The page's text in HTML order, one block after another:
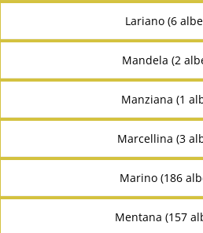
Lariano (6
Mandela (2
Manziana (1
Marcellina (3
Marino (186
Mentana (157